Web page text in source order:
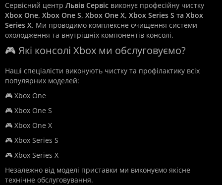
Сервісний центр Львів Сервіс виконує професійну чистку
Xbox One, Xbox One S, Xbox One X, Xbox Series S та Xbox
Series X. Ми проводимо комплексне очищення системи
охолодження та внутрішніх компонентів консолі.
🎮 Які консолі Xbox ми обслуговуємо?
Наші спеціалісти виконують чистку та профілактику всіх
популярних моделей:
🎮 Xbox One
🎮 Xbox One S
🎮 Xbox One X
🎮 Xbox Series S
🎮 Xbox Series X
Незалежно від моделі приставки ми виконуємо якісне
технічне обслуговування.